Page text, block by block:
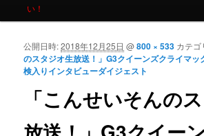
い！
「こんせいそんの
公開日時:2018年12月25日 @800 × 533 カテゴ
のスタジオ生放送！」G3クイーンズクライマッ
検入りインタビューダイジェスト